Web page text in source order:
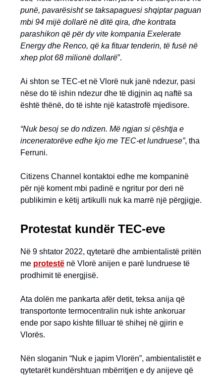
punë, pavarësisht se taksapaguesi shqiptar paguan
mbi 94 mijë dollarë në ditë qira, dhe kontrata
parashikon që për dy vite kompania Exelerate
Energy dhe Renco, që ka fituar tenderin, të fusë në
xhep plot 68 milionë dollarë”.
Ai shton se TEC-et në Vlorë nuk janë ndezur, pasi
nëse do të ishin ndezur dhe të digjnin aq naftë sa
është thënë, do të ishte një katastrofë mjedisore.
“Nuk besoj se do ndizen. Më ngjan si çështja e
inceneratorëve edhe kjo me TEC-et lundruese”, tha
Ferruni.
Citizens Channel kontaktoi edhe me kompaninë
për një koment mbi padinë e ngritur por deri në
publikimin e këtij artikulli nuk ka marrë një përgjigje.
Protestat kundër TEC-eve
Në 9 shtator 2022, qytetarë dhe ambientalistë pritën
me protestë në Vlorë anijen e parë lundruese të
prodhimit të energjisë.
Ata dolën me pankarta afër detit, teksa anija që
transportonte termocentralin nuk ishte ankoruar
ende por sapo kishte filluar të shihej në gjirin e
Vlorës.
Nën sloganin “Nuk e japim Vlorën”, ambientalistët e
qytetarët kundërshtuan mbërritjen e dy anijeve që